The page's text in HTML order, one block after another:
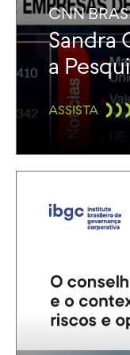
CNN
Sandra
a
ASSISTA